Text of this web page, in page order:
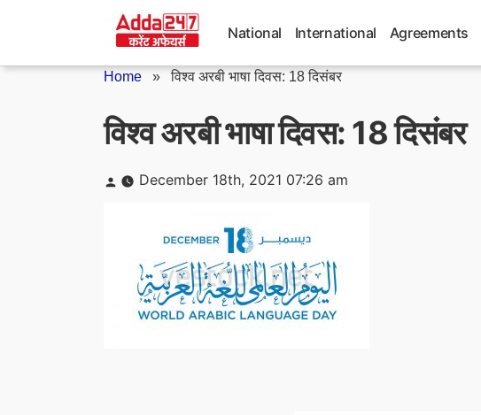
National International Agreements
Home »विश्व अरबी भाषा दिवस: 18 दिसंबर
विश्व अरबी भाषा दिवस: 18 दिसंबर
Posted
by
December 18th, 2021 07:26 am